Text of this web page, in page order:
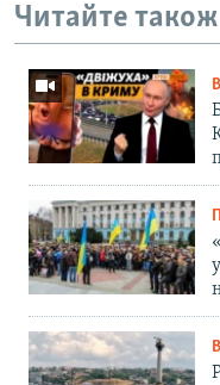
Читайте також